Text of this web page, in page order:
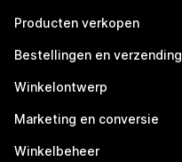
Producten verkopen
Bestellingen en verzending
Winkelontwerp
Marketing en conversie
Winkelbeheer